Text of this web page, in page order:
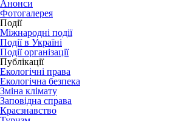
Анонси
Фотогалерея
Події
Міжнародні події
Події в Україні
Події організації
Публікації
Екологічні права
Екологічна безпека
Зміна клімату
Заповідна справа
Краєзнавство